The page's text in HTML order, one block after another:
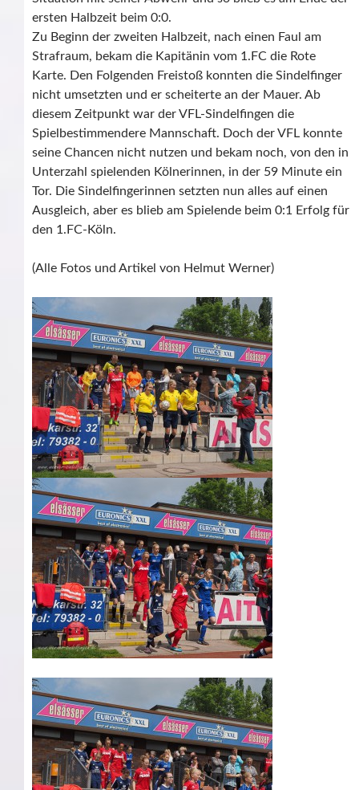
ersten Halbzeit beim 0:0.
Zu Beginn der zweiten Halbzeit, nach einen Faul am
Strafraum, bekam die Kapitänin vom 1.FC die Rote
Karte. Den Folgenden Freistoß konnten die Sindelfinger
nicht umsetzten und er scheiterte an der Mauer. Ab
diesem Zeitpunkt war der VFL-Sindelfingen die
Spielbestimmendere Mannschaft. Doch der VFL konnte
seine Chancen nicht nutzen und bekam noch, von den in
Unterzahl spielenden Kölnerinnen, in der 59 Minute ein
Tor. Die Sindelfingerinnen setzten nun alles auf einen
Ausgleich, aber es blieb am Spielende beim 0:1 Erfolg für
den 1.FC-Köln.
(Alle Fotos und Artikel von Helmut Werner)